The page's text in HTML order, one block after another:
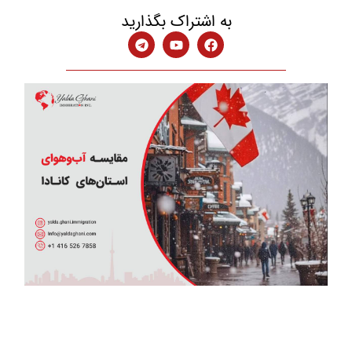
به اشتراک بگذارید